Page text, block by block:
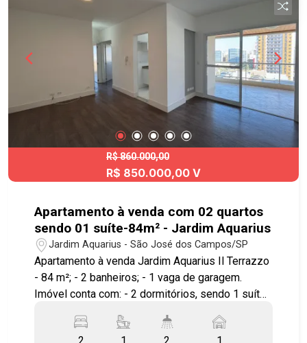
Atacadista, Colinas Shoppingalém de contar com
comércio completo nos arredores. Fácil acesso à
Praça Ulisses Guimarães, Anel Viário, Avenida
Cassiano Ricardo e à Rodovia Presidente Dutra,
com acessos rápidos às demais regiões da
cidade. Agende já sua visita!! #imobiliaria
#geraçãoimóveis #aptovenda #aptovendaSJC
#JardimAquarius #aceitapet
R$ 860.000,00
R$ 850.000,00 V
Apartamento à venda com 02 quartos
sendo 01 suíte-84m² - Jardim Aquarius
Jardim Aquarius - São José dos Campos/SP
Apartamento à venda Jardim Aquarius Il Terrazzo
- 84 m²; - 2 banheiros; - 1 vaga de garagem.
Imóvel conta com: - 2 dormitórios, sendo 1 suíte,
varanda gourmet e vista definitiva; - Cozinha com